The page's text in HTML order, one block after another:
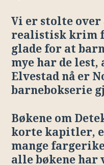
Vi er stolte over
realistisk krim
glade for at
mye har de
Elvestad nå er
barnebokserie
Bøkene om
korte kapitler,
mange
alle bøkene har